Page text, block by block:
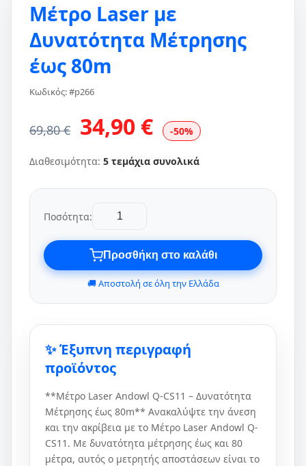
Μέτρο Laser με
Δυνατότητα Μέτρησης
έως 80m
Κωδικός: #p266
69,80 € 34,90 € -50%
Διαθεσιμότητα: 5 τεμάχια συνολικά
Ποσότητα:
Προσθήκη στο καλάθι
🚚 Αποστολή σε όλη την Ελλάδα
✨ Έξυπνη περιγραφή
προϊόντος
**Μέτρο Laser Andowl Q-CS11 – Δυνατότητα
Μέτρησης έως 80m** Ανακαλύψτε την άνεση
και την ακρίβεια με το Μέτρο Laser Andowl Q-
CS11. Με δυνατότητα μέτρησης έως και 80
μέτρα, αυτός ο μετρητής αποστάσεων είναι το